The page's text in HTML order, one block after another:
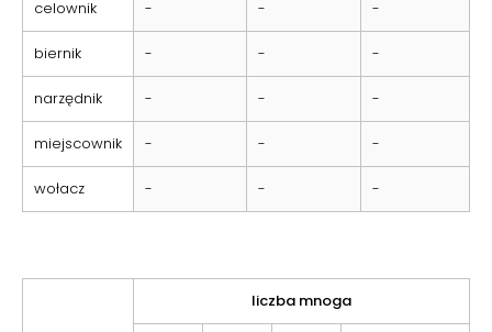
celownik - - -
biernik - - -
narzędnik - - -
miejscownik - - -
wołacz - - -
liczba mnoga